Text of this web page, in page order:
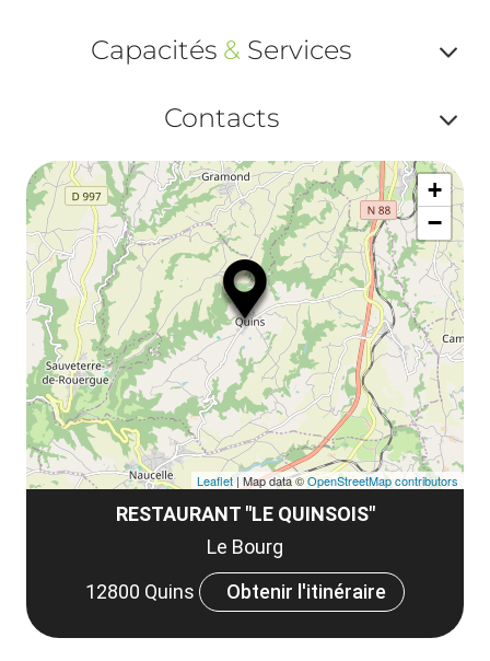
ou
Capacités & Services
ou
Contacts
ou
RESTAURANT "LE QUINSOIS"
Le Bourg
12800 Quins
Obtenir l'itinéraire
+
−
Leaflet | Map data ©OpenStreetMap contributors